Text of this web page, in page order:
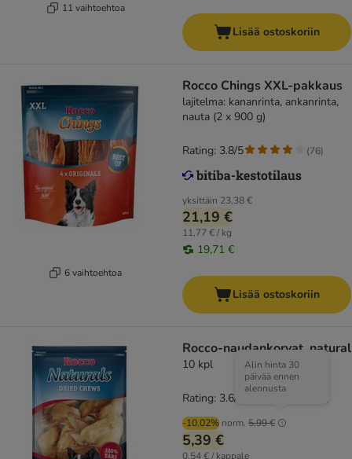
11 vaihtoehtoa
Lisää ostoskoriin
6 vaihtoehtoa
Rocco Chings XXL-pakkaus
lajitelma: kananrinta, ankanrinta,
nauta (2 x 900 g)
yksittäin 23,38 €
21,19 €
11,77 € / kg
19,71 €
Rating: 3.8/5 (76)
Lisää ostoskoriin
Rocco-naudankorvat, natural
10 kpl
-10.02% norm. 5,99 €
Alin hinta 30
päivää ennen
alennusta
5,39 €
0,54 € / kappale
Rating: 3.6/5